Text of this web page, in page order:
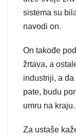
sistema su
navodi on.
On takođe
žrtava, a
industriji, a
pate, budu
umru na kraju.
Za ustaše